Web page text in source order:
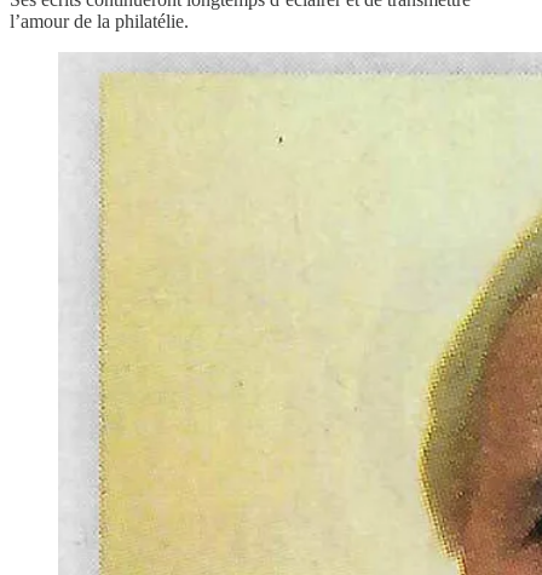
l’amour de la philatélie.